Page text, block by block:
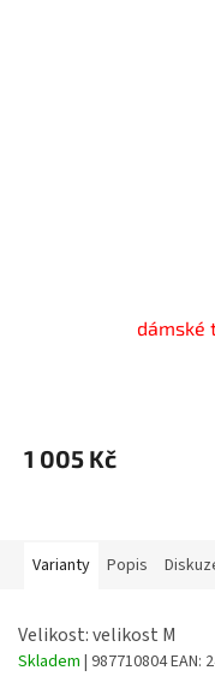
dámské
1 005 Kč
Varianty Popis
Velikost: velikost M
Skladem | 987710804EAN: